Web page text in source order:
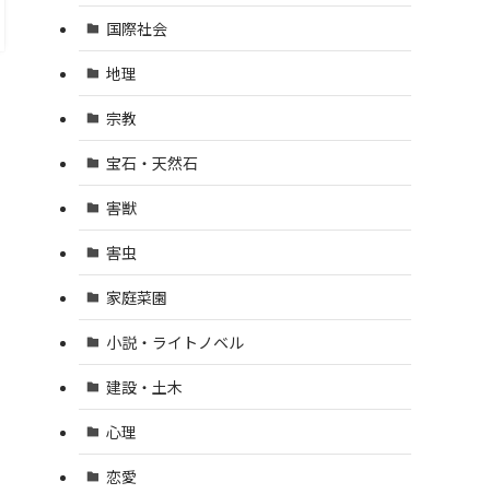
国際社会
地理
宗教
宝石・天然石
害獣
害虫
家庭菜園
小説・ライトノベル
建設・土木
心理
恋愛